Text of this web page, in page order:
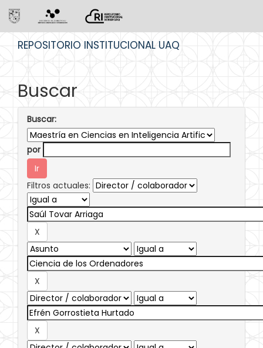
REPOSITORIO INSTITUCIONAL UAQ
Buscar
Buscar:
por
Filtros actuales: